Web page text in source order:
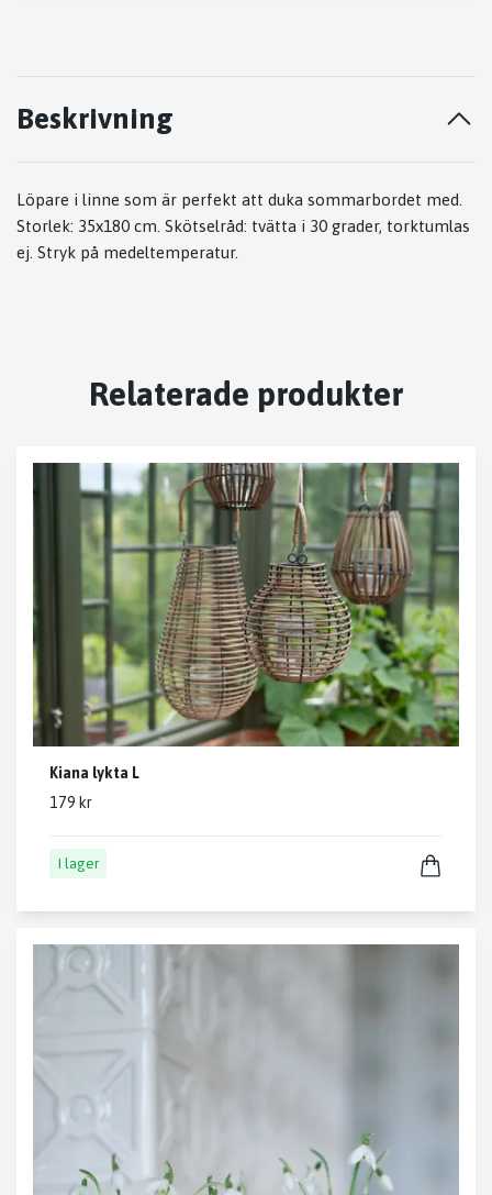
Beskrivning
Löpare i linne som är perfekt att duka sommarbordet med.
Storlek: 35x180 cm. Skötselråd: tvätta i 30 grader, torktumlas
ej. Stryk på medeltemperatur.
Relaterade produkter
Kiana lykta L
179 kr
I lager